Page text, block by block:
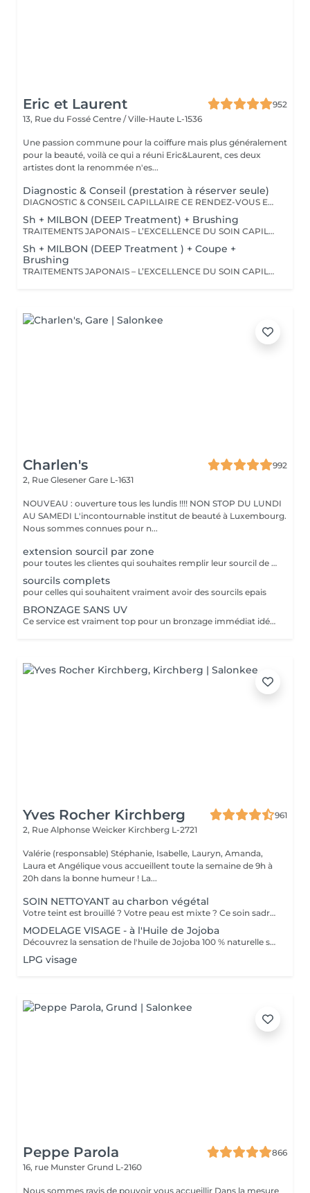
Eric et Laurent
952
13, Rue du Fossé Centre / Ville-Haute L-1536
Une passion commune pour la coiffure mais plus généralement
pour la beauté, voilà ce qui a réuni Eric&Laurent, ces deux
artistes dont la renommée n'es...
Diagnostic & Conseil (prestation à réserver seule)
DIAGNOSTIC & CONSEIL CAPILLAIRE CE RENDEZ-VOUS EST EXCLUSIVEMENT RÉSERVÉ À UNE PREMIÈRE RENCONTRE AVEC NOTRE EXPERT CAPILLAIRE AFIN DE RÉALISER UN DIAGNOSTIC PERSONNALISÉ DE VOS CHEVEUX ET DE VOTRE CUIR CHEVELU. CETTE CONSULTATION DOIT ÊTRE RÉSERVÉE SEULE ET NE PEUT ÊTRE ASSOCIÉE À AUCUNE AUTRE PRESTATION OU RÉSERVATION. À L'ISSUE DE CET ÉCHANGE, UN ACCOMPAGNEMENT ET DES RECOMMANDATIONS ADAPTÉS À VOS BESOINS POURRONT VOUS ÊTRE PROPOSÉS. Diagnostic & Conseil Capillaire Prenez un moment privilégié pour échanger autour de vos cheveux, de vos envies et de vos habitudes. Lors de ce rendez-vous, nous réalisons un diagnostic personnalisé du cuir chevelu et de la fibre capillaire, nous vous orientons vers les coupes, couleurs et traitements les plus adaptés à votre image, à votre routine et à la beauté naturelle de vos cheveux. Nous vous apportons également des conseils personnalisés sur l'entretien à la maison ainsi que sur les produits les plus adaptés à vos besoins pour prolonger les résultats et préserver la beauté de vos cheveux au quotidien. Ce moment permet aussi de répondre à toutes vos questions et de construire ensemble un résultat entièrement sur mesure.
Sh + MILBON (DEEP Treatment) + Brushing
TRAITEMENTS JAPONAIS – L’EXCELLENCE DU SOIN CAPILLAIRE Découvrez un univers de soins capillaires japonais haut de gamme, reconnus pour leur technologie avancée et leurs résultats exceptionnels. Des traitements sur-mesure conçus pour répondre aux besoins spécifiques de chaque chevelure : hydratation, réparation, discipline, cuir chevelu ou nutrition . Chaque traitement agit au cœur de la fibre capillaire pour révéler des cheveux visiblement plus sains, brillants et soyeux. -Nos différentes lignes de traitements : SMOOTH (Collagène) Pour les cheveux emmêlés, ternes ou difficiles à coiffer. • Démêle instantanément • Lisse la fibre capillaire • Apporte douceur et brillance • Toucher léger et soyeux REPAIR (CMADK / Kératine) Pour les cheveux sensibilisés, cassants ou très abîmés. • Répare intensément • Renforce la structure interne du cheveu • Reconstruit la fibre en profondeur • Redonne force et élasticité ANTI-FRIZZ (Céramides / 18-MEA) Pour les cheveux indisciplinés, sensibilisés à l’humidité. • Contrôle les frisottis • Réduit le volume excessif • Protège de l’humidité • Facilite le coiffage • Apporte souplesse et brillance SCALP (Hyaluron / Agents Purifiants) Pour rééquilibrer et purifier le cuir chevelu. Idéal en cas de démangeaisons, pellicules, sécheresse ou excès de sébum. • Apaise le cuir chevelu • Purifie en douceur • Rééquilibre la barrière protectrice naturelle • Favorise un environnement sain pour la pousse Veuillez noter : les tarifs peuvent varier selon la longueur des cheveux, la quantité de produit nécessaire et la complexité de la prestation. Supplément possible à partir de +15€. Pour toute demande spécifique, merci de nous contacter.
Sh + MILBON (DEEP Treatment ) + Coupe +
Brushing
TRAITEMENTS JAPONAIS – L’EXCELLENCE DU SOIN CAPILLAIRE Découvrez un univers de soins capillaires japonais haut de gamme, reconnus pour leur technologie avancée et leurs résultats exceptionnels. Des traitements sur-mesure conçus pour répondre aux besoins spécifiques de chaque chevelure : hydratation, réparation, discipline, cuir chevelu ou nutrition . Chaque traitement agit au cœur de la fibre capillaire pour révéler des cheveux visiblement plus sains, brillants et soyeux. -Nos différentes lignes de traitements : SMOOTH (Collagène) Pour les cheveux emmêlés, ternes ou difficiles à coiffer. • Démêle instantanément • Lisse la fibre capillaire • Apporte douceur et brillance • Toucher léger et soyeux REPAIR (CMADK / Kératine) Pour les cheveux sensibilisés, cassants ou très abîmés. • Répare intensément • Renforce la structure interne du cheveu • Reconstruit la fibre en profondeur • Redonne force et élasticité ANTI-FRIZZ (Céramides / 18-MEA) Pour les cheveux indisciplinés, sensibilisés à l’humidité. • Contrôle les frisottis • Réduit le volume excessif • Protège de l’humidité • Facilite le coiffage • Apporte souplesse et brillance SCALP (Hyaluron / Agents Purifiants) Pour rééquilibrer et purifier le cuir chevelu. Idéal en cas de démangeaisons, pellicules, sécheresse ou excès de sébum. • Apaise le cuir chevelu • Purifie en douceur • Rééquilibre la barrière protectrice naturelle • Favorise un environnement sain pour la pousse Veuillez noter : les tarifs peuvent varier selon la longueur des cheveux, la quantité de produit nécessaire et la complexité de la prestation. Supplément possible à partir de +15€. Pour toute demande spécifique, merci de nous contacter.
Charlen's
992
2, Rue Glesener Gare L-1631
NOUVEAU : ouverture tous les lundis !!!! NON STOP DU LUNDI
AU SAMEDI L'incontournable institut de beauté à Luxembourg.
Nous sommes connues pour n...
extension sourcil par zone
pour toutes les clientes qui souhaites remplir leur sourcil de facon temporaire et naturel cette prestation est faites pour vous
sourcils complets
pour celles qui souhaitent vraiment avoir des sourcils epais
BRONZAGE SANS UV
Ce service est vraiment top pour un bronzage immédiat idéal avant vos vacances ou avant une soirée ;) Nous vous conseillons de faire un gommage la veille du soin et de porter des vêtements amples noirs. Selon votre peau, cela tient environ 1 semaine à 10 Jours! AVANT Exfolier votre peau en profondeur, puis hydrater généreusement 24h avant d'appliquer votre autobronzant, en insistant bien sur les coudes, genoux, chevilles et les zones sensibles. Épiler ou raser dans les 48h avant application afin que les pores de la peau soient fermés. Des points noirs pourraient apparaître si votre peau n'est pas nette lors de l'application. Ne pas appliquer de crème hydratante, parfum, déodorant ou maquillage le jour même de l'application cela pourrait obstruer les pores de la peau et faire apparaître des points noirs. APRÈS Porter des vêtement amples de couleur foncée les vêtements près du corps ou sous-vêtements pourraient faire des marques, porter des chaussures larges. Hydrater quotidiennement votre peau les jours suivant l'application ou utiliser un autobronzant progressif pour entretenir votre bronzage et le faire durer plus longtemps. Après 5 jours, exfolier quotidiennement votre peau à l'aide d'un exfoliant doux afin d'aider votre peau à absorber plus facilement votre crème hydratante, et garder un joli bronzage. Cela permet aussi au bronzage de s'estomper progressivement et uniformément.
Yves Rocher Kirchberg
961
2, Rue Alphonse Weicker Kirchberg L-2721
Valérie (responsable) Stéphanie, Isabelle, Lauryn, Amanda,
Laura et Angélique vous accueillent toute la semaine de 9h à
20h dans la bonne humeur ! La...
SOIN NETTOYANT au charbon végétal
Votre teint est brouillé ? Votre peau est mixte ? Ce soin sadresse à vous. Votre peau est nettoyée par une exfoliation douce, sous vapeur, complétée par une extraction des comédons. Pour finir, lapplication dun masque purifie la zone médiane (front, nez, menton), et hydrate le reste de votre visage. Detoxifié et hydraté, votre visage retrouve un teint unifié et lumineux. Bénéfices : Detoxifié et hydraté, votre visage retrouve un teint unifié et lumineux.
MODELAGE VISAGE - à l'Huile de Jojoba
Découvrez la sensation de l'huile de Jojoba 100 % naturelle sur votre peau. Nourrie, votre peau retrouve tout son confort. Libéré de ses tensions grâce aux mains habiles de notre esthéticienne, votre visage est détendu. Bénéfices : Nourrie, votre peau retrouve tout son confort.
LPG visage
Peppe Parola
866
16, rue Munster Grund L-2160
Nous sommes ravis de pouvoir vous accueillir Dans la mesure